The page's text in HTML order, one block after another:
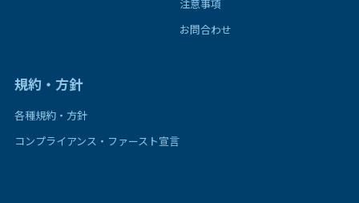
注意事項
お問合わせ
規約・方針
各種規約・方針
コンプライアンス・ファースト宣言